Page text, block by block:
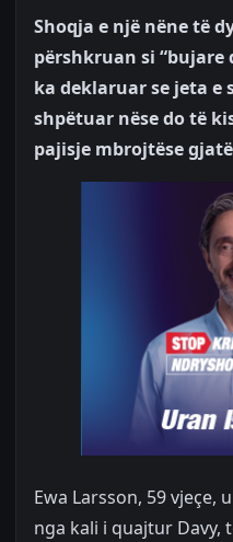
Shoqja e një nëne të
përshkruan si “bujare
ka deklaruar se jeta e
shpëtuar nëse do të
pajisje mbrojtëse
Ewa Larsson, 59
nga kali i quajtur Davy,